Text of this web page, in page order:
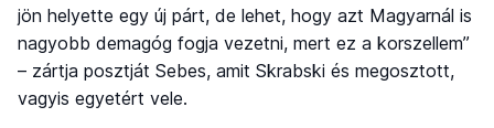
jön helyette egy új párt, de lehet, hogy azt Magyarnál is
nagyobb demagóg fogja vezetni, mert ez a korszellem”
– zártja posztját Sebes, amit Skrabski és megosztott,
vagyis egyetért vele.